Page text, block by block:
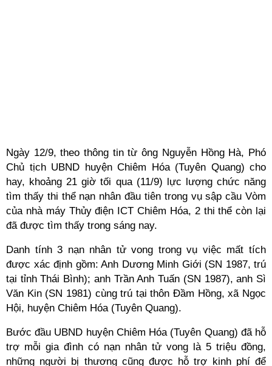
Ngày 12/9, theo thông tin từ ông Nguyễn Hồng Hà, Phó
Chủ tịch UBND huyện Chiêm Hóa (Tuyên Quang) cho
hay, khoảng 21 giờ tối qua (11/9) lực lượng chức năng
tìm thấy thi thể nạn nhân đầu tiên trong vụ sập cầu Vòm
của nhà máy Thủy điện ICT Chiêm Hóa, 2 thi thể còn lại
đã được tìm thấy trong sáng nay.
Danh tính 3 nạn nhân tử vong trong vụ việc mất tích
được xác định gồm: Anh Dương Minh Giới (SN 1987, trú
tại tỉnh Thái Bình); anh Trần Anh Tuấn (SN 1987), anh Sì
Văn Kin (SN 1981) cùng trú tại thôn Đầm Hồng, xã Ngọc
Hội, huyện Chiêm Hóa (Tuyên Quang).
Bước đầu UBND huyện Chiêm Hóa (Tuyên Quang) đã hỗ
trợ mỗi gia đình có nạn nhân tử vong là 5 triệu đồng,
những người bị thương cũng được hỗ trợ kinh phí để